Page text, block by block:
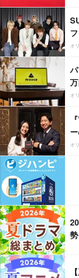
オ
オ
オ